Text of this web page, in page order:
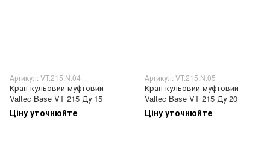
Артикул: VT.215.N.04
Кран кульовий муфтовий
Valtec Base VT 215 Ду 15
Ціну уточнюйте
Артикул: VT.215.N.05
Кран кульовий муфтовий
Valtec Base VT 215 Ду 20
Ціну уточнюйте